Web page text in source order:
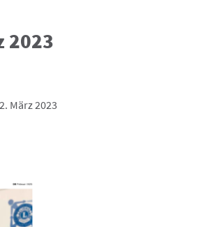
2023
März 2023